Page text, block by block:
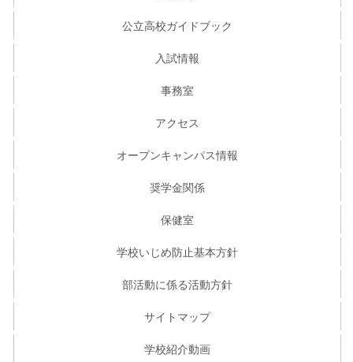
公立高校ガイドブック
入試情報
事務室
アクセス
オープンキャンパス情報
奨学金関係
保健室
学校いじめ防止基本方針
部活動に係る活動方針
サイトマップ
学校紹介動画